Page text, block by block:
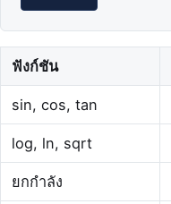
ฟังก์ชัน
sin, cos, tan
log, ln, sqrt
ยกกำลัง